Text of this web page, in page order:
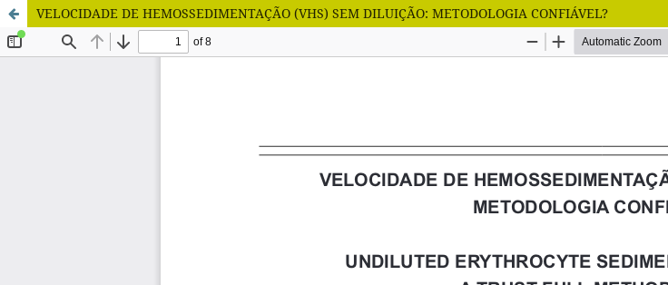
VELOCIDADE DE HEMOSSEDIMENTAÇÃO (VHS) SEM DILUIÇÃO: METODOLOGIA CONFIÁVEL?